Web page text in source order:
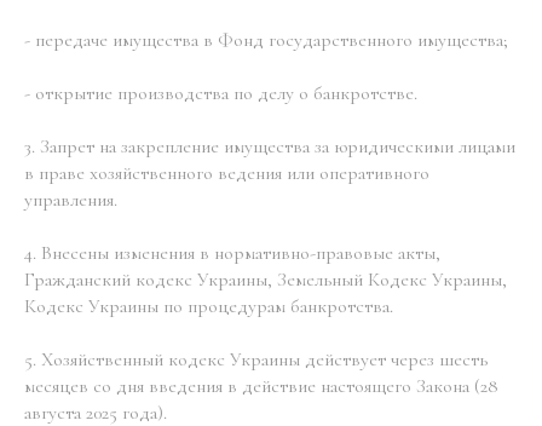
- передаче имущества в Фонд государственного имущества;
- открытие производства по делу о банкротстве.
3. Запрет на закрепление имущества за юридическими лицами
в праве хозяйственного ведения или оперативного
управления.
4. Внесены изменения в нормативно-правовые акты,
Гражданский кодекс Украины, Земельный Кодекс Украины,
Кодекс Украины по процедурам банкротства.
5. Хозяйственный кодекс Украины действует через шесть
месяцев со дня введения в действие настоящего Закона (28
августа 2025 года).